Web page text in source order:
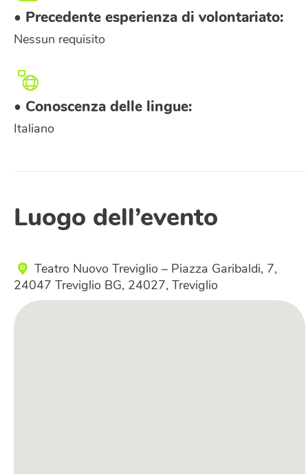
• Precedente esperienza di volontariato:
Nessun requisito
• Conoscenza delle lingue:
Italiano
Luogo dell’evento
Teatro Nuovo Treviglio – Piazza Garibaldi, 7,
24047 Treviglio BG, 24027, Treviglio